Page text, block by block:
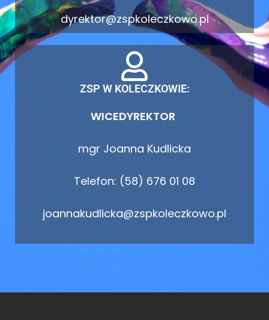
dyrektor@zspkoleczkowo.pl
ZSP W KOLECZKOWIE:
WICEDYREKTOR
mgr Joanna Kudlicka
Telefon: (58) 676 01 08
joannakudlicka@zspkoleczkowo.pl